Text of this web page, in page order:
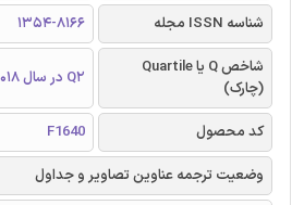
شناسه ISSN مجله
1354-8166
شاخص Q یا Quartile
(چارک)
Q2 در سال 2018
کد محصول
F1640
وضعیت ترجمه عناوین تصاویر و جداول